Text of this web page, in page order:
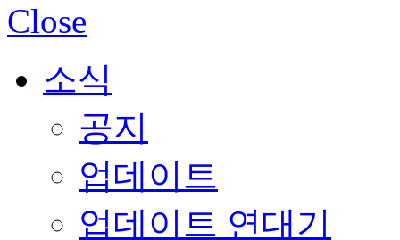
Close
소식
공지
업데이트
업데이트 연대기